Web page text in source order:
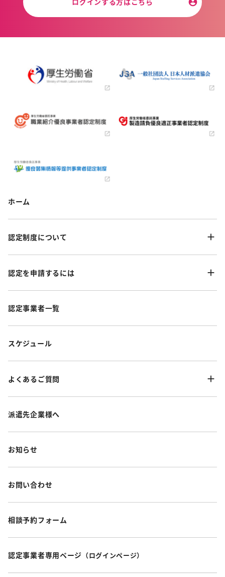
ホーム
認定制度について
認定を申請するには
認定事業者一覧
スケジュール
よくあるご質問
派遣先企業様へ
お知らせ
お問い合わせ
相談予約フォーム
認定事業者専用ページ （ログインページ）